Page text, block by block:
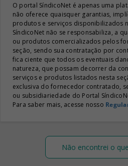
O portal SíndicoNet é apenas uma
não oferece quaisquer garantias,
produtos e serviços disponibilizados
SíndicoNet não se responsabiliza, a
ou produtos comercializados pelos
seção, sendo sua contratação por
fica ciente que todos os eventuais
natureza, que possam decorrer da
serviços e produtos listados nesta
exclusiva do fornecedor contratado,
ou subsidiariedade do Portal
Para saber mais, acesse nosso
Não encontrei o